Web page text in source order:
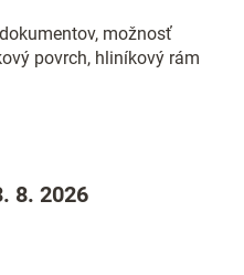
možnosť
povrch, hliníkový rám
8. 2026